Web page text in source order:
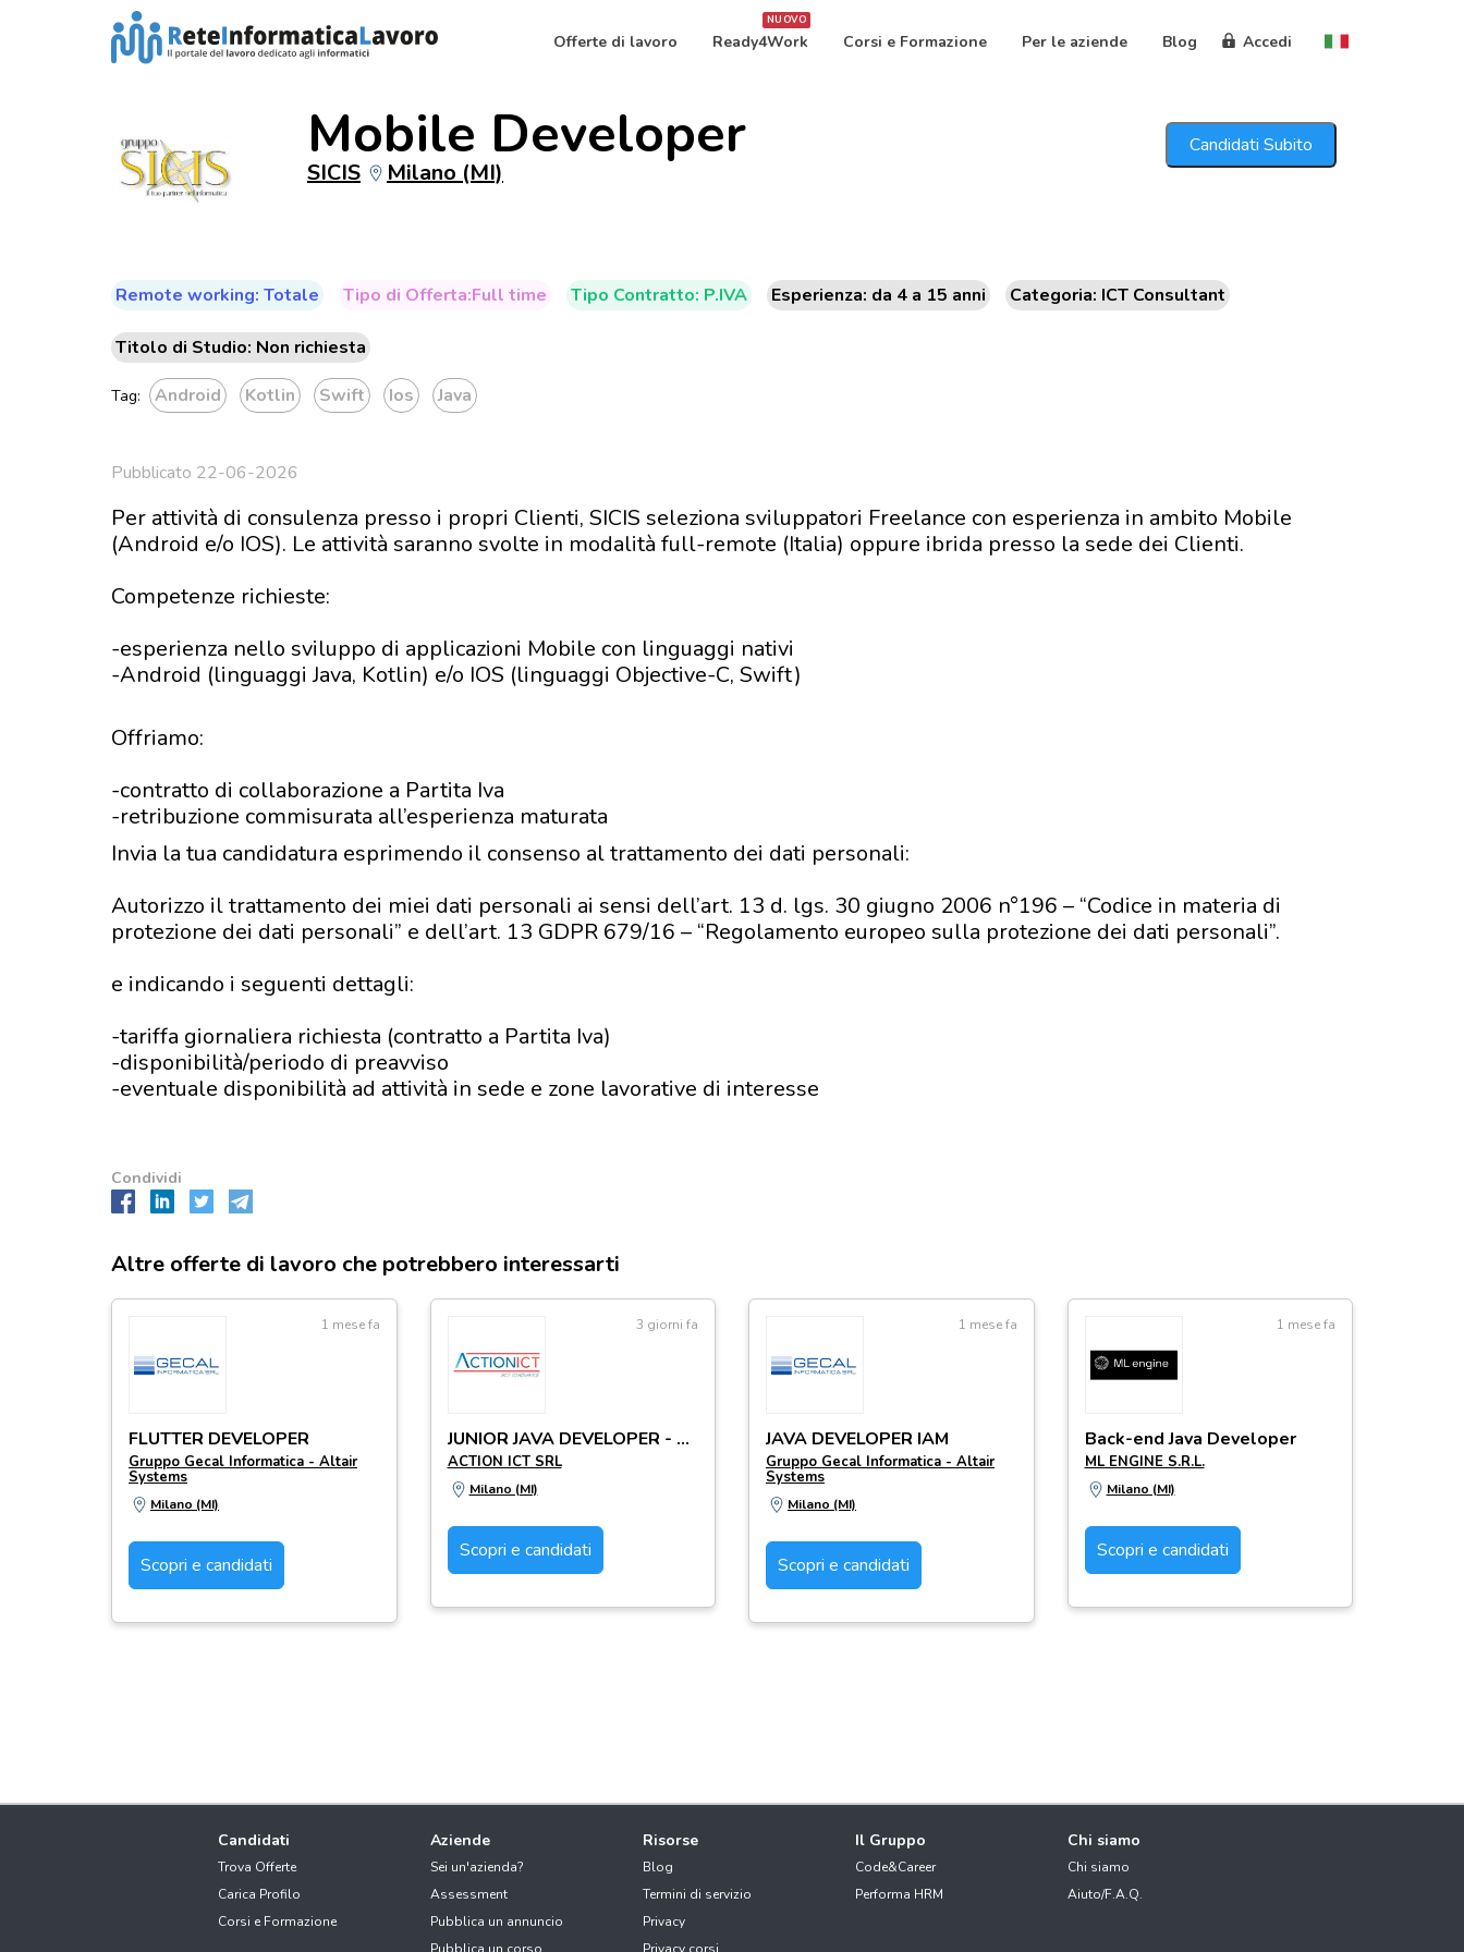
Offerte di lavoro
NUOVO
Ready4Work Corsi e Formazione Per le aziende Blog Accedi
Mobile Developer
SICIS Milano (MI)
Candidati Subito
Remote working: Totale Tipo di Offerta:Full time Tipo Contratto: P.IVA Esperienza: da 4 a 15 anni Categoria: ICT Consultant
Titolo di Studio: Non richiesta
Tag: Android Kotlin Swift Ios Java
Pubblicato 22-06-2026
Per attività di consulenza presso i propri Clienti, SICIS seleziona sviluppatori Freelance con esperienza in ambito Mobile
(Android e/o IOS). Le attività saranno svolte in modalità full-remote (Italia) oppure ibrida presso la sede dei Clienti.
Competenze richieste:
-esperienza nello sviluppo di applicazioni Mobile con linguaggi nativi
-Android (linguaggi Java, Kotlin) e/o IOS (linguaggi Objective-C, Swift)
Offriamo:
-contratto di collaborazione a Partita Iva
-retribuzione commisurata all’esperienza maturata
Invia la tua candidatura esprimendo il consenso al trattamento dei dati personali:
Autorizzo il trattamento dei miei dati personali ai sensi dell’art. 13 d. lgs. 30 giugno 2006 n°196 – “Codice in materia di
protezione dei dati personali” e dell’art. 13 GDPR 679/16 – “Regolamento europeo sulla protezione dei dati personali”.
e indicando i seguenti dettagli:
-tariffa giornaliera richiesta (contratto a Partita Iva)
-disponibilità/periodo di preavviso
-eventuale disponibilità ad attività in sede e zone lavorative di interesse
Condividi
Altre offerte di lavoro che potrebbero interessarti
1 mese fa
FLUTTER DEVELOPER
Gruppo Gecal Informatica - Altair
Systems
Milano (MI)
Scopri e candidati
3 giorni fa
JUNIOR JAVA DEVELOPER - Rif.H06JJM
ACTION ICT SRL
Milano (MI)
Scopri e candidati
1 mese fa
JAVA DEVELOPER IAM
Gruppo Gecal Informatica - Altair
Systems
Milano (MI)
Scopri e candidati
1 mese fa
Back-end Java Developer
ML ENGINE S.R.L.
Milano (MI)
Scopri e candidati
Candidati
Trova Offerte
Carica Profilo
Corsi e Formazione
Aziende
Sei un'azienda?
Assessment
Pubblica un annuncio
Risorse
Blog
Termini di servizio
Privacy
Il Gruppo
Code&Career
Performa HRM
Chi siamo
Chi siamo
Aiuto/F.A.Q.